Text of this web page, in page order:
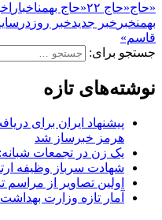
«حاج«حاج ۲۲ «حاج بهمناخبار
بهمنخبر خبر جدیدخبر روز در
قاسم»
جستجو برای:
نوشته‌های تازه
پیشنهاد ایران برای
هرمز خبرساز شد
یک زن در تجمعات
شهادت سرباز وظیفه
اولین تصاویر از
آمار تازه وزارت